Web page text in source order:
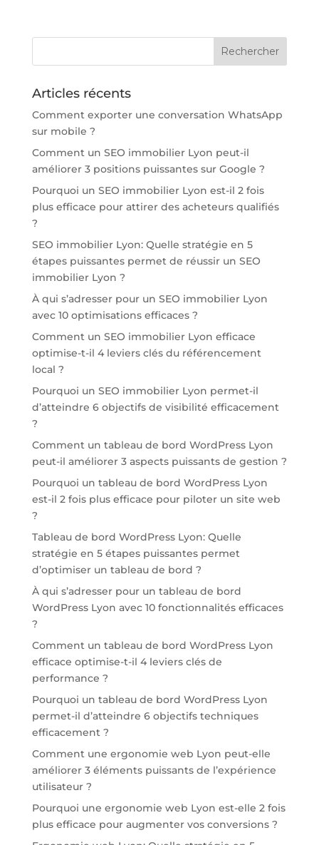
Articles récents
Comment exporter une conversation WhatsApp
sur mobile ?
Comment un SEO immobilier Lyon peut-il
améliorer 3 positions puissantes sur Google ?
Pourquoi un SEO immobilier Lyon est-il 2 fois
plus efficace pour attirer des acheteurs qualifiés
?
SEO immobilier Lyon: Quelle stratégie en 5
étapes puissantes permet de réussir un SEO
immobilier Lyon ?
À qui s’adresser pour un SEO immobilier Lyon
avec 10 optimisations efficaces ?
Comment un SEO immobilier Lyon efficace
optimise-t-il 4 leviers clés du référencement
local ?
Pourquoi un SEO immobilier Lyon permet-il
d’atteindre 6 objectifs de visibilité efficacement
?
Comment un tableau de bord WordPress Lyon
peut-il améliorer 3 aspects puissants de gestion ?
Pourquoi un tableau de bord WordPress Lyon
est-il 2 fois plus efficace pour piloter un site web
?
Tableau de bord WordPress Lyon: Quelle
stratégie en 5 étapes puissantes permet
d’optimiser un tableau de bord ?
À qui s’adresser pour un tableau de bord
WordPress Lyon avec 10 fonctionnalités efficaces
?
Comment un tableau de bord WordPress Lyon
efficace optimise-t-il 4 leviers clés de
performance ?
Pourquoi un tableau de bord WordPress Lyon
permet-il d’atteindre 6 objectifs techniques
efficacement ?
Comment une ergonomie web Lyon peut-elle
améliorer 3 éléments puissants de l’expérience
utilisateur ?
Pourquoi une ergonomie web Lyon est-elle 2 fois
plus efficace pour augmenter vos conversions ?